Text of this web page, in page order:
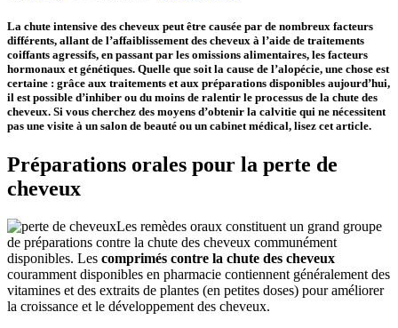
La chute intensive des cheveux peut être causée par de nombreux facteurs
différents, allant de l’affaiblissement des cheveux à l’aide de traitements
coiffants agressifs, en passant par les omissions alimentaires, les facteurs
hormonaux et génétiques. Quelle que soit la cause de l’alopécie, une chose est
certaine : grâce aux traitements et aux préparations disponibles aujourd’hui,
il est possible d’inhiber ou du moins de ralentir le processus de la chute des
cheveux. Si vous cherchez des moyens d’obtenir la calvitie qui ne nécessitent
pas une visite à un salon de beauté ou un cabinet médical, lisez cet article.
Préparations orales pour la perte de
cheveux
Les remèdes oraux constituent un grand groupe
de préparations contre la chute des cheveux communément
disponibles. Les comprimés contre la chute des cheveux
couramment disponibles en pharmacie contiennent généralement des
vitamines et des extraits de plantes (en petites doses) pour améliorer
la croissance et le développement des cheveux.